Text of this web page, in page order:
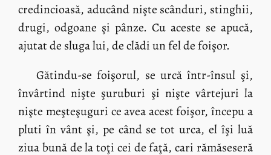
credincioasă, aducând nişte scânduri, stinghii,
drugi, odgoane şi pânze. Cu aceste se apucă,
ajutat de sluga lui, de clădi un fel de foişor.
Gătindu-se foişorul, se urcă într-însul şi,
învârtind nişte şuruburi şi nişte vârtejuri la
nişte meşteşuguri ce avea acest foişor, începu a
pluti în vânt şi, pe când se tot urca, el îşi luă
ziua bună de la toţi cei de faţă, cari rămăseseră